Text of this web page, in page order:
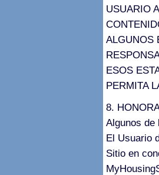
USUARIO
ALGUNOS
ESOS
PERMITA
8.
Algunos de
El Usuario
Sitio en